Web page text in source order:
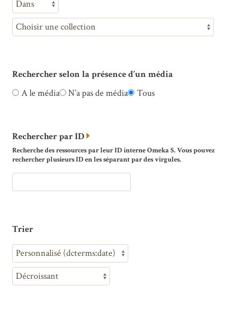
Rechercher selon la présence d’un média
A le média
N’a pas de média Tous
Rechercher par ID
Recherche des ressources par leur ID interne Omeka S. Vous pouvez
rechercher plusieurs ID en les séparant par des virgules.
Trier